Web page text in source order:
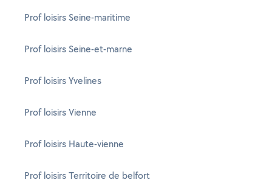
Prof loisirs Seine-maritime
Prof loisirs Seine-et-marne
Prof loisirs Yvelines
Prof loisirs Vienne
Prof loisirs Haute-vienne
Prof loisirs Territoire de belfort